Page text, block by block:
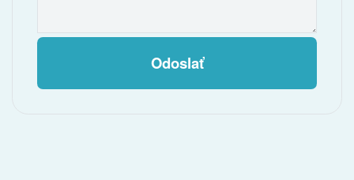
Odoslať